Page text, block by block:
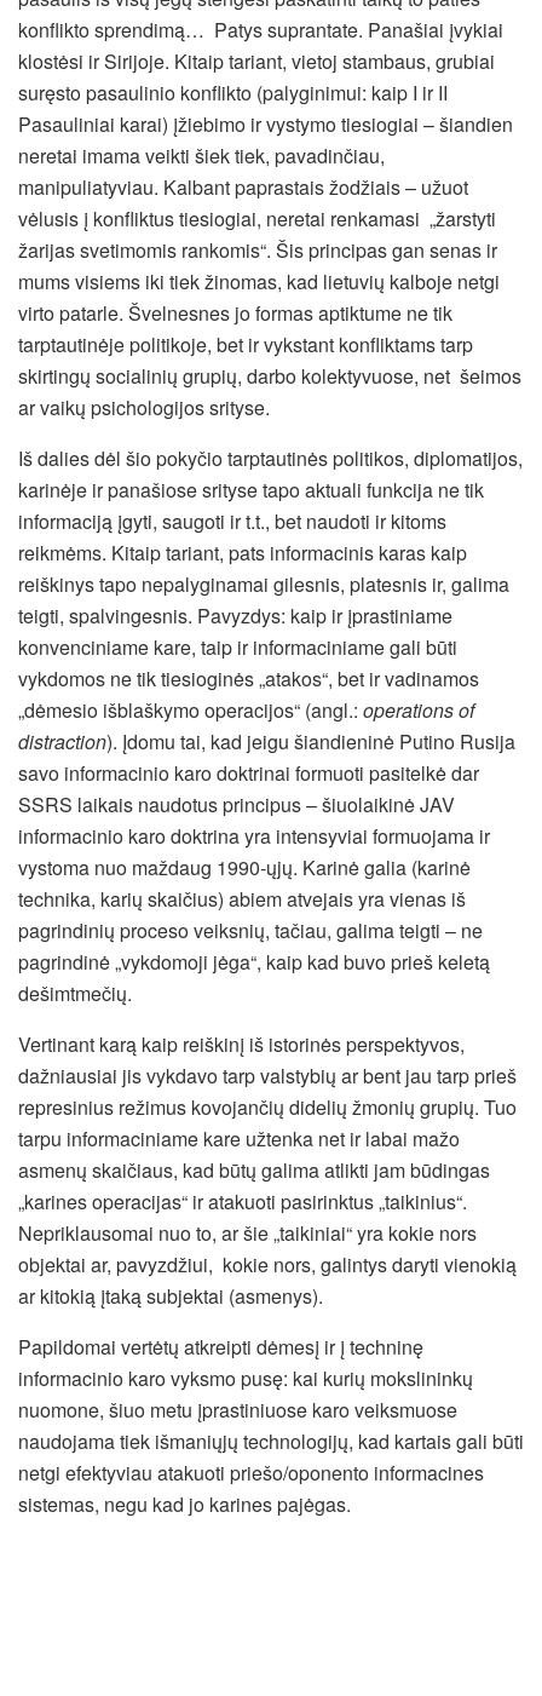
konflikto sprendimą… Patys suprantate. Panašiai įvykiai
klostėsi ir Sirijoje. Kitaip tariant, vietoj stambaus, grubiai
suręsto pasaulinio konflikto (palyginimui: kaip I ir II
Pasauliniai karai) įžiebimo ir vystymo tiesiogiai – šiandien
neretai imama veikti šiek tiek, pavadinčiau,
manipuliatyviau. Kalbant paprastais žodžiais – užuot
vėlusis į konfliktus tiesiogiai, neretai renkamasi „žarstyti
žarijas svetimomis rankomis“. Šis principas gan senas ir
mums visiems iki tiek žinomas, kad lietuvių kalboje netgi
virto patarle. Švelnesnes jo formas aptiktume ne tik
tarptautinėje politikoje, bet ir vykstant konfliktams tarp
skirtingų socialinių grupių, darbo kolektyvuose, net šeimos
ar vaikų psichologijos srityse.
Iš dalies dėl šio pokyčio tarptautinės politikos, diplomatijos,
karinėje ir panašiose srityse tapo aktuali funkcija ne tik
informaciją įgyti, saugoti ir t.t., bet naudoti ir kitoms
reikmėms. Kitaip tariant, pats informacinis karas kaip
reiškinys tapo nepalyginamai gilesnis, platesnis ir, galima
teigti, spalvingesnis. Pavyzdys: kaip ir įprastiniame
konvenciniame kare, taip ir informaciniame gali būti
vykdomos ne tik tiesioginės „atakos“, bet ir vadinamos
„dėmesio išblaškymo operacijos“ (angl.: operations of
distraction). Įdomu tai, kad jeigu šiandieninė Putino Rusija
savo informacinio karo doktrinai formuoti pasitelkė dar
SSRS laikais naudotus principus – šiuolaikinė JAV
informacinio karo doktrina yra intensyviai formuojama ir
vystoma nuo maždaug 1990-ųjų. Karinė galia (karinė
technika, karių skaičius) abiem atvejais yra vienas iš
pagrindinių proceso veiksnių, tačiau, galima teigti – ne
pagrindinė „vykdomoji jėga“, kaip kad buvo prieš keletą
dešimtmečių.
Vertinant karą kaip reiškinį iš istorinės perspektyvos,
dažniausiai jis vykdavo tarp valstybių ar bent jau tarp prieš
represinius režimus kovojančių didelių žmonių grupių. Tuo
tarpu informaciniame kare užtenka net ir labai mažo
asmenų skaičiaus, kad būtų galima atlikti jam būdingas
„karines operacijas“ ir atakuoti pasirinktus „taikinius“.
Nepriklausomai nuo to, ar šie „taikiniai“ yra kokie nors
objektai ar, pavyzdžiui, kokie nors, galintys daryti vienokią
ar kitokią įtaką subjektai (asmenys).
Papildomai vertėtų atkreipti dėmesį ir į techninę
informacinio karo vyksmo pusę: kai kurių mokslininkų
nuomone, šiuo metu įprastiniuose karo veiksmuose
naudojama tiek išmaniųjų technologijų, kad kartais gali būti
netgi efektyviau atakuoti priešo/oponento informacines
sistemas, negu kad jo karines pajėgas.